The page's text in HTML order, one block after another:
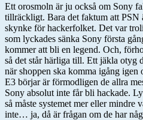
Ett orosmoln är ju också om Sony
tillräckligt. Bara det faktum att PSN
skynke för hackerfolket. Det var
som lyckades sänka Sony första
kommer att bli en legend. Och,
så det står härliga till. Ett jäkla otyg
när shoppen ska komma igång igen
E3 börjar är förmodligen de allra
Sony absolut inte får bli hackade.
så måste systemet mer eller mindre
inte… ja, då är frågan om de har